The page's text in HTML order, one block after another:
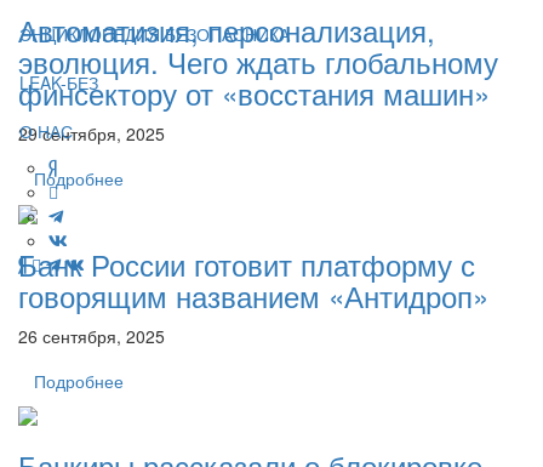
ЭНЦИКЛОПЕДИЯ БЕЗОПАСНИКА
LEAK-БЕЗ
О НАС
Автоматизия, персонализация,
эволюция. Чего ждать глобальному
финсектору от «восстания машин»
29 сентября, 2025
Подробнее
Банк России готовит платформу с
говорящим названием «Антидроп»
26 сентября, 2025
Подробнее